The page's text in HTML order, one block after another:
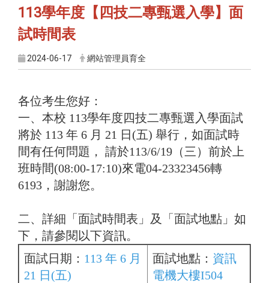
113學年度【四技二專甄選入學】面
試時間表
2024-06-17 網站管理員育全
各位考生您好：
一、本校 113學年度四技二專甄選入學面試
將於 113 年 6 月 21 日(五) 舉行，如面試時
間有任何問題， 請於113/6/19（三）前於上
班時間(08:00-17:10)來電04-23323456轉
6193，謝謝您。
二、詳細「面試時間表」及「面試地點」如
下，請參閱以下資訊。
面試日期： 113 年 6 月
21 日(五)
面試地點： 資訊
電機大樓I504